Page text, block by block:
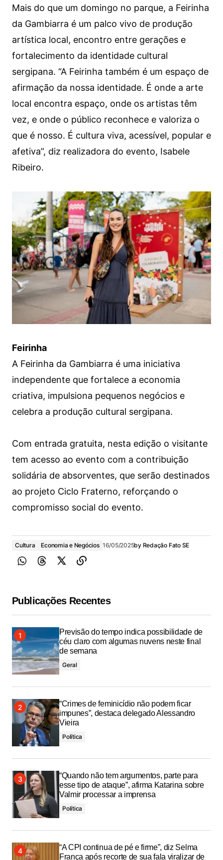
Mais do que um domingo no parque, a Feirinha
da Gambiarra é um palco vivo de produção
artística local, encontro entre gerações e
fortalecimento da identidade cultural
sergipana. “A Feirinha também é um espaço de
afirmação da nossa identidade. É onde a arte
local encontra espaço, onde os artistas têm
vez, e onde o público reconhece e valoriza o
que é nosso. É cultura viva, acessível, popular e
afetiva”, diz realizadora do evento, Isabele
Ribeiro.
Feirinha
A Feirinha da Gambiarra é uma iniciativa
independente que fortalece a economia
criativa, impulsiona pequenos negócios e
celebra a produção cultural sergipana.
Com entrada gratuita, nesta edição o visitante
tem acesso ao evento com a contribuição
solidária de absorventes, que serão destinados
ao projeto Ciclo Fraterno, reforçando o
compromisso social do evento.
Cultura Economia e Negócios 16/05/2025by Redação Fato SE
Publicações Recentes
Previsão do tempo indica possibilidade de
céu claro com algumas nuvens neste final
de semana
Geral
“Crimes de feminicídio não podem ficar
impunes”, destaca delegado Alessandro
Vieira
Política
“Quando não tem argumentos, parte para
esse tipo de ataque”, afirma Katarina sobre
Valmir processar a imprensa
Política
“A CPI continua de pé e firme”, diz Selma
França após recorte de sua fala viralizar de